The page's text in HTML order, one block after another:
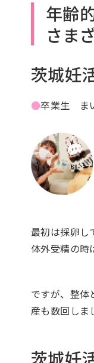
年齢
さま
茨城妊
●卒業生 ま
最初は採卵し
体外受精の時
ですが、整体
産も数回しま
茨城妊